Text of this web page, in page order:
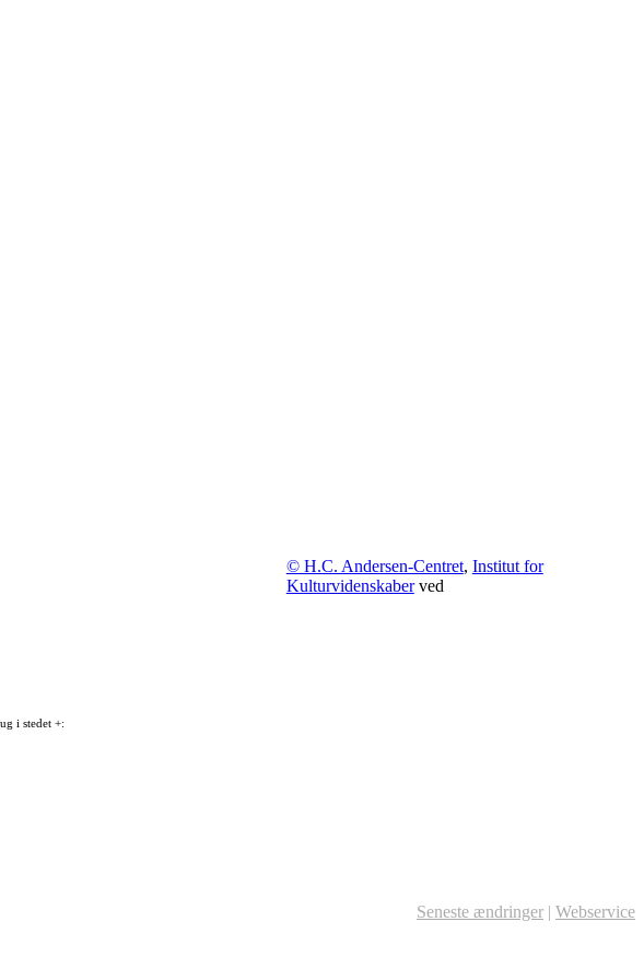
i stedet +:
© H.C. Andersen-Centret, Institut for
Kulturvidenskaberved
Seneste ændringer | Webservice